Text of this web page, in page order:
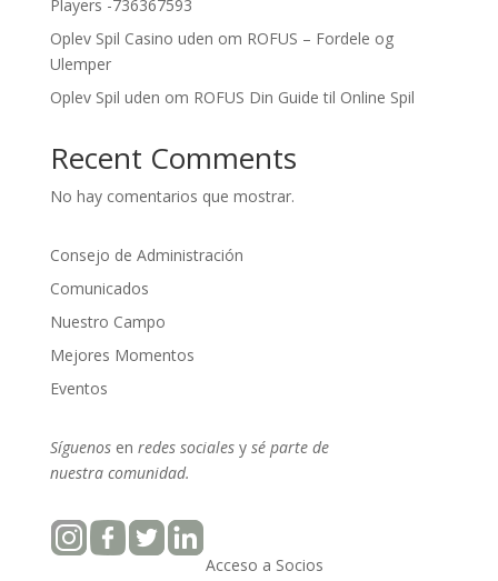
Players -736367593
Oplev Spil Casino uden om ROFUS – Fordele og
Ulemper
Oplev Spil uden om ROFUS Din Guide til Online Spil
Recent Comments
No hay comentarios que mostrar.
Consejo de Administración
Comunicados
Nuestro Campo
Mejores Momentos
Eventos
Síguenosen redes socialesy sé parte de
nuestracomunidad.
Acceso a Socios